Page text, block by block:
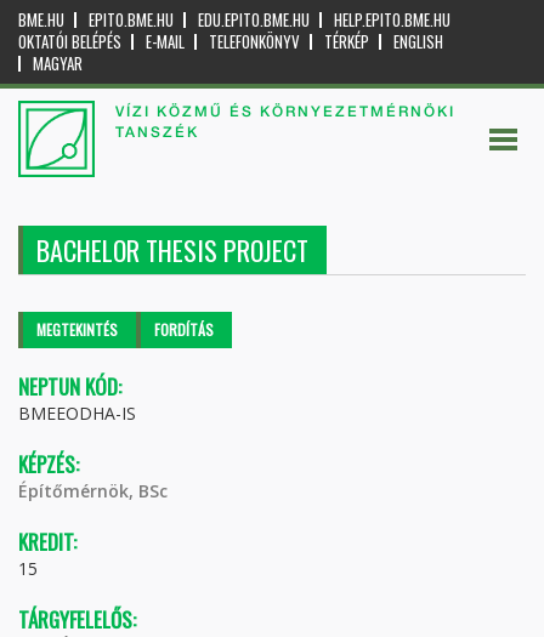
BME.HU EPITO.BME.HU EDU.EPITO.BME.HU
HELP.EPITO.BME.HU
OKTATÓI BELÉPÉS
E-MAIL TELEFONKÖNYV TÉRKÉP
ENGLISH
MAGYAR
VÍZI KÖZMŰ ÉS KÖRNYEZETMÉRNÖKI
TANSZÉK
BACHELOR THESIS PROJECT
Elsődleges fülek
MEGTEKINTÉS (AKTÍVFORDÍTÁS
NEPTUN KÓD:
BMEEODHA-IS
KÉPZÉS:
Építőmérnök, BSc
KREDIT:
15
TÁRGYFELELŐS: